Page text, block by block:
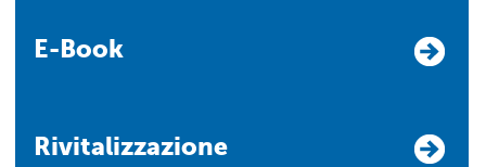
E-Book
Rivitalizzazione